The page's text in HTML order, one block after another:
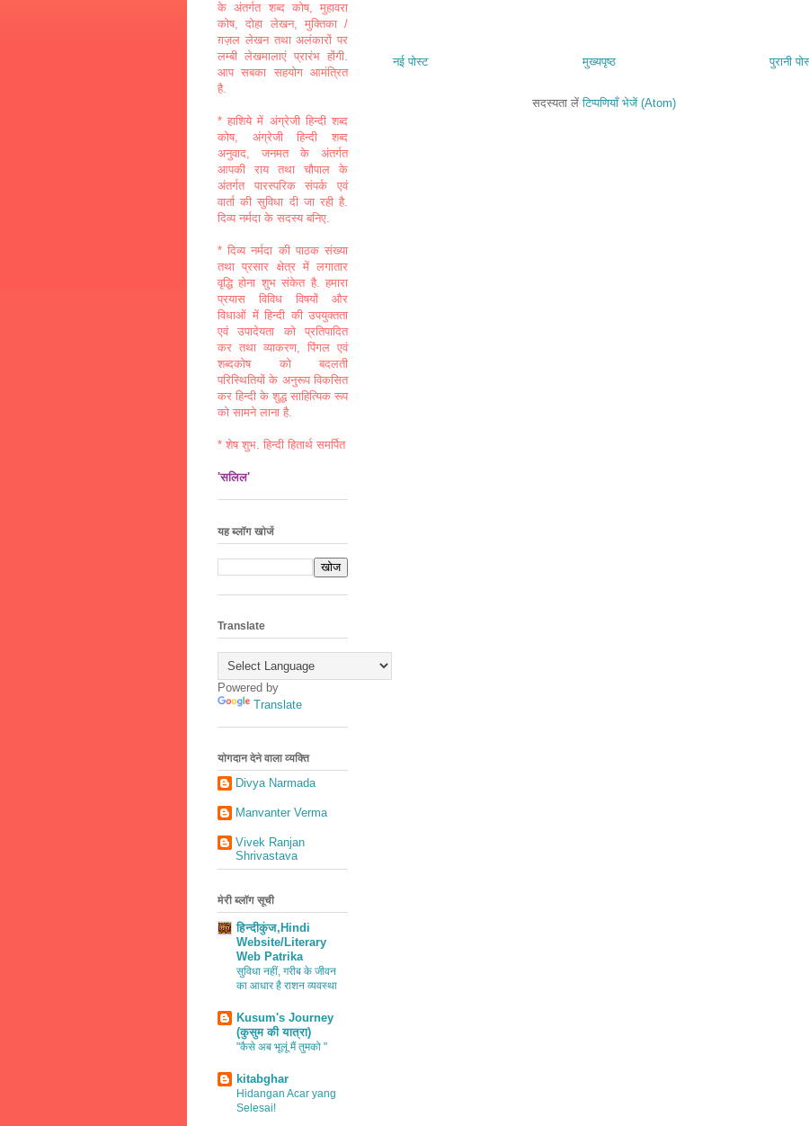
नई पोस्ट पुरानी
मुख्यपृष्ठ
सदस्यता लेंटिप्पणियाँ भेजें (Atom)
के अंतर्गत शब्द कोष, मुहावरा
कोष, दोहा लेखन, मुक्तिका /
ग़ज़ल लेखन तथा अलंकारों पर
लम्बी लेखमालाएं प्रारंभ होंगी.
आप सबका सहयोग आमंत्रित
है.
* हाशिये में अंग्रेजी हिन्दी शब्द
कोष, अंग्रेजी हिन्दी शब्द
अनुवाद, जनमत के अंतर्गत
आपकी राय तथा चौपाल के
अंतर्गत पारस्परिक संपर्क एवं
वार्ता की सुविधा दी जा रही है.
दिव्य नर्मदा के सदस्य बनिए.
* दिव्य नर्मदा की पाठक संख्या
तथा प्रसार क्षेत्र में लगातार
वृद्धि होना शुभ संकेत है. हमारा
प्रयास विविध विषयों और
विधाओं में हिन्दी की उपयुक्तता
एवं उपादेयता को प्रतिपादित
कर तथा व्याकरण, पिंगल एवं
शब्दकोष को बदलती
परिस्थितियों के अनुरूप विकसित
कर हिन्दी के शुद्ध साहित्यिक रूप
को सामने लाना है.
* शेष शुभ. हिन्दी हितार्थ समर्पित
'सलिल'
यह ब्लॉग खोजें
Translate
Powered by
Translate
योगदान देने वाला व्यक्ति
Divya Narmada
Manvanter Verma
Vivek Ranjan
Shrivastava
मेरी ब्लॉग सूची
हिन्दीकुंज,Hindi
Website/Literary
Web Patrika
सुविधा नहीं, गरीब के जीवन
का आधार है राशन व्यवस्था
Kusum's Journey
(कुसुम की यात्रा)
"कैसे अब भूलूं मैं तुमको "
kitabghar
Hidangan Acar yang
Selesai!